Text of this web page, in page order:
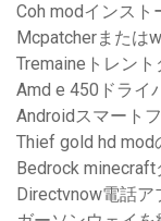
Coh modインスト
Mcpatcherまたは
Tremaineトレン
Amd e 450ドライ
Androidスマート
Thief gold hd
Bedrock
Directvnow電話ア